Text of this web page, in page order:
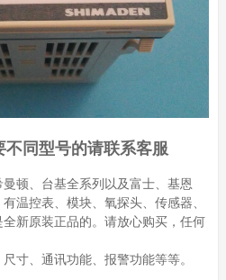
同型号的请联系客服
顿、台基全系列以及富士、基恩
温控表、模块、氧探头、传感器、
新原装正品的。请放心购买，任何
寸、通讯功能、报警功能等等。